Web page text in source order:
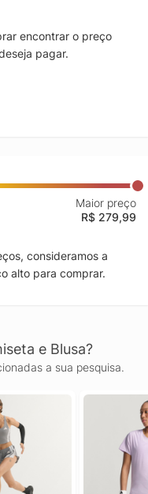
encontrar o preço
pagar.
Maior preço
R$ 279,99
consideramos a
alto para comprar.
e Blusa?
a sua pesquisa.